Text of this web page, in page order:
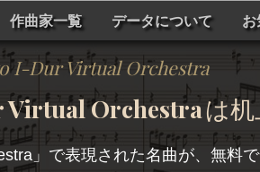
作曲家一覧 データについて お
I-Dur Virtual Orchestra
Orchestraは
」で表現された名曲が、無料